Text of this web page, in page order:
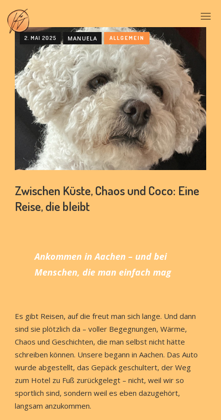
2. MAI 2025 MANUELA ALLGEMEIN
Zwischen Küste, Chaos und Coco: Eine
Reise, die bleibt
Ankommen in Aachen – und bei
Menschen, die man einfach mag
Es gibt Reisen, auf die freut man sich lange. Und dann
sind sie plötzlich da – voller Begegnungen, Wärme,
Chaos und Geschichten, die man selbst nicht hätte
schreiben können. Unsere begann in Aachen. Das Auto
wurde abgestellt, das Gepäck geschultert, der Weg
zum Hotel zu Fuß zurückgelegt – nicht, weil wir so
sportlich sind, sondern weil es eben dazugehört,
langsam anzukommen.